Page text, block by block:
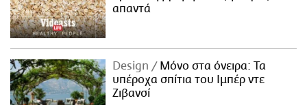
απαντά
Design
Μόνο στα όνειρα: Τα
υπέροχα σπίτια του Ιμπέρ ντε
Ζιβανσί